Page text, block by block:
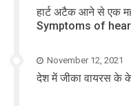
हार्ट अटैक आने से एक
Symptoms of
November 12, 2021
देश में जीका वायरस के